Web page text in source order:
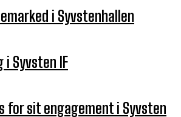
i Syvstenhallen
i Syvsten IF
for sit engagement i Syvsten